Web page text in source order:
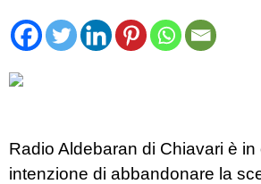
Radio Aldebaran di Chiavari è
intenzione di abbandonare la